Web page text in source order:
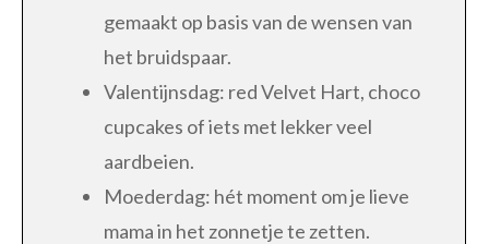
gemaakt op basis van de wensen van
het bruidspaar.
Valentijnsdag: red Velvet Hart, choco
cupcakes of iets met lekker veel
aardbeien.
Moederdag: hét moment om je lieve
mama in het zonnetje te zetten.